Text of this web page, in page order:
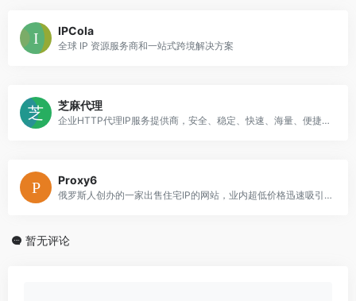
IPCola
全球 IP 资源服务商和一站式跨境解决方案
芝麻代理
企业HTTP代理IP服务提供商，安全、稳定、快速、海量、便捷，1w个免费测试IP
Proxy6
俄罗斯人创办的一家出售住宅IP的网站，业内超低价格迅速吸引了不少客户
暂无评论